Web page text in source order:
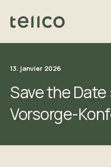
13. janvier 2026
Save the Date
Vorsorge-